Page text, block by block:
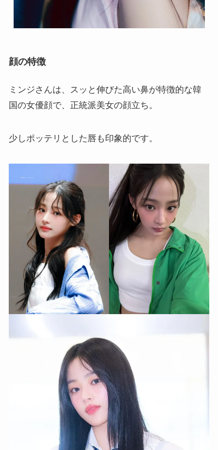
顔の特徴
ミンジさんは、スッと伸びた高い鼻が特徴的な韓
国の女優顔で、正統派美女の顔立ち。
少しポッテリとした唇も印象的です。